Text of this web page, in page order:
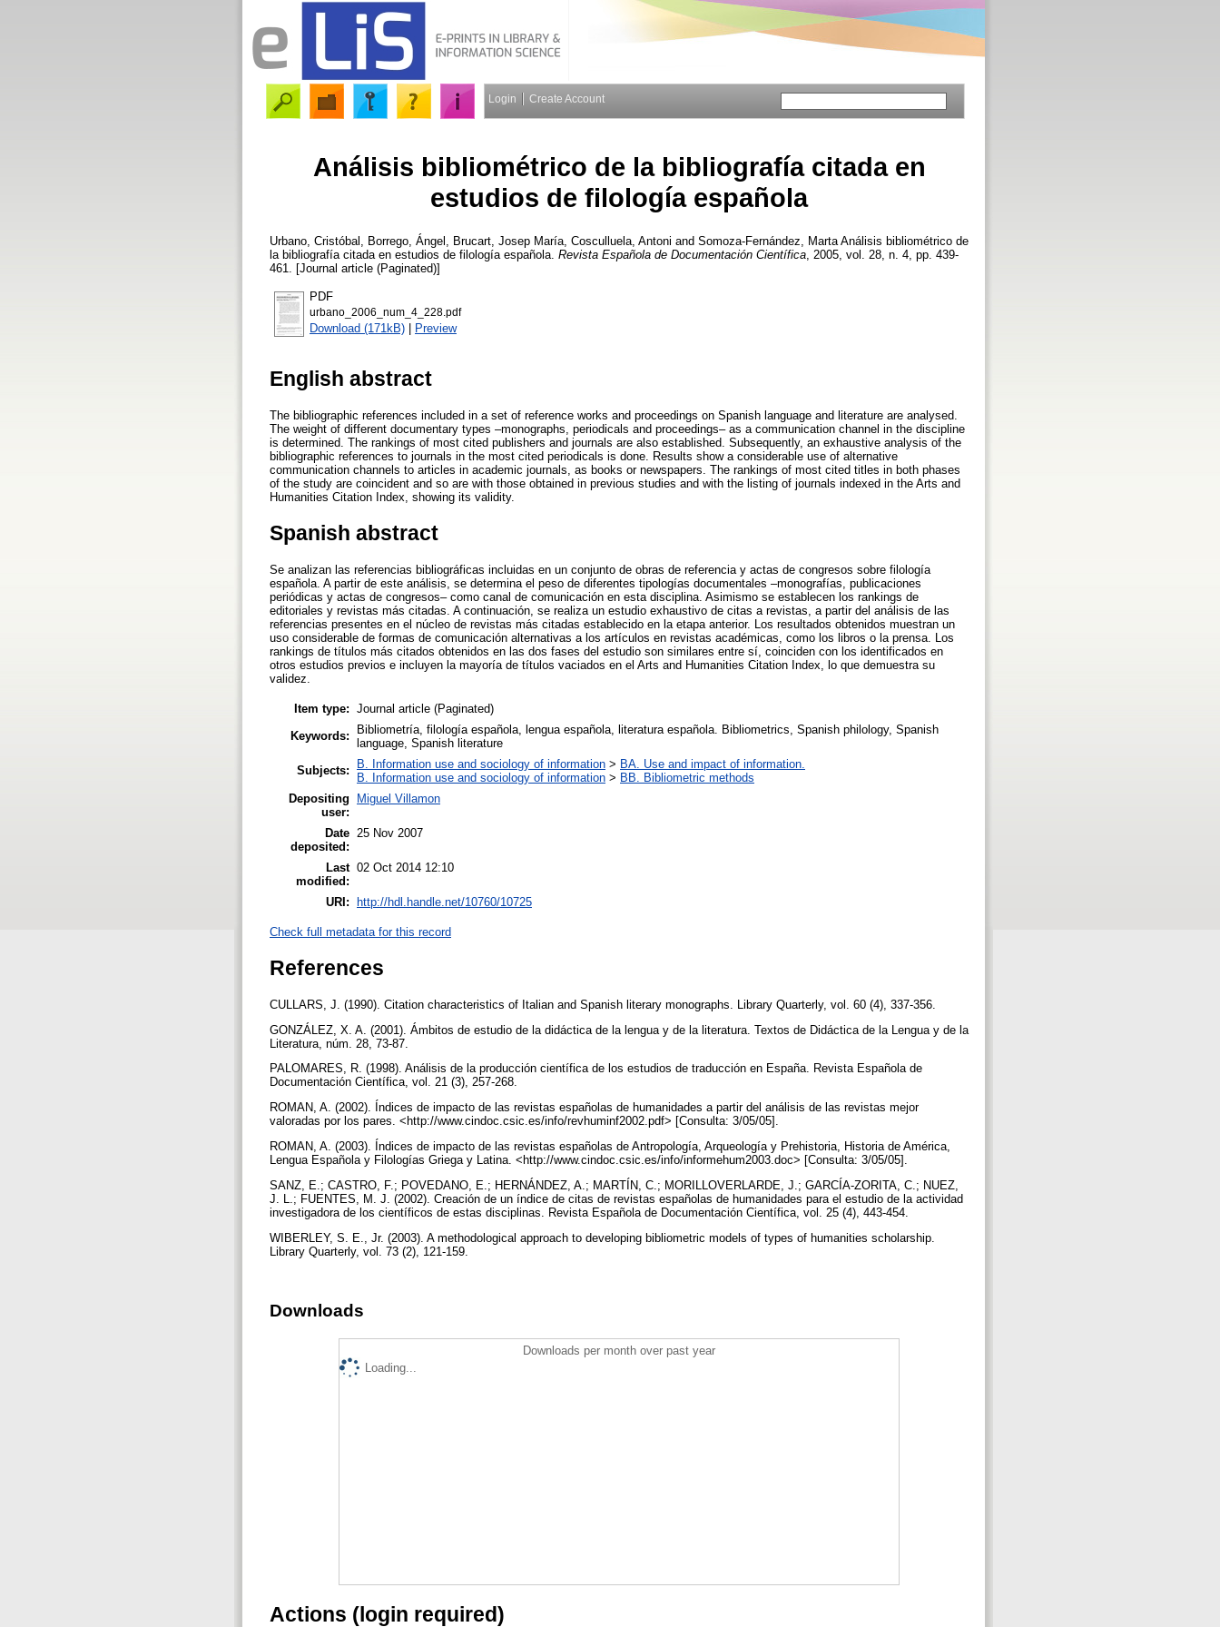
Login Create Account
Análisis bibliométrico de la bibliografía citada en
estudios de filología española
Urbano, Cristóbal Borrego, Ángel Brucart, Josep María Cosculluela, Antoni and Somoza-Fernández, Marta Análisis bibliométrico de
la bibliografía citada en estudios de filología española. Revista Española de Documentación Científica , 2005, vol. 28, n. 4, pp. 439-
461. [Journal article (Paginated)]
PDF
urbano_2006_num_4_228.pdf
Download (171kB) | Preview
English abstract
The bibliographic references included in a set of reference works and proceedings on Spanish language and literature are analysed.
The weight of different documentary types –monographs, periodicals and proceedings– as a communication channel in the discipline
is determined. The rankings of most cited publishers and journals are also established. Subsequently, an exhaustive analysis of the
bibliographic references to journals in the most cited periodicals is done. Results show a considerable use of alternative
communication channels to articles in academic journals, as books or newspapers. The rankings of most cited titles in both phases
of the study are coincident and so are with those obtained in previous studies and with the listing of journals indexed in the Arts and
Humanities Citation Index, showing its validity.
Spanish abstract
Se analizan las referencias bibliográficas incluidas en un conjunto de obras de referencia y actas de congresos sobre filología
española. A partir de este análisis, se determina el peso de diferentes tipologías documentales –monografías, publicaciones
periódicas y actas de congresos– como canal de comunicación en esta disciplina. Asimismo se establecen los rankings de
editoriales y revistas más citadas. A continuación, se realiza un estudio exhaustivo de citas a revistas, a partir del análisis de las
referencias presentes en el núcleo de revistas más citadas establecido en la etapa anterior. Los resultados obtenidos muestran un
uso considerable de formas de comunicación alternativas a los artículos en revistas académicas, como los libros o la prensa. Los
rankings de títulos más citados obtenidos en las dos fases del estudio son similares entre sí, coinciden con los identificados en
otros estudios previos e incluyen la mayoría de títulos vaciados en el Arts and Humanities Citation Index, lo que demuestra su
validez.
Item type: Journal article (Paginated)
Keywords:
Bibliometría, filología española, lengua española, literatura española. Bibliometrics, Spanish philology, Spanish
language, Spanish literature
Subjects:
B. Information use and sociology of information > BA. Use and impact of information.
B. Information use and sociology of information > BB. Bibliometric methods
Depositing
user:
Miguel Villamon
Date
deposited:
25 Nov 2007
Last
modified:
02 Oct 2014 12:10
URI: http://hdl.handle.net/10760/10725
Check full metadata for this record
References
CULLARS, J. (1990). Citation characteristics of Italian and Spanish literary monographs. Library Quarterly, vol. 60 (4), 337-356.
GONZÁLEZ, X. A. (2001). Ámbitos de estudio de la didáctica de la lengua y de la literatura. Textos de Didáctica de la Lengua y de la
Literatura, núm. 28, 73-87.
PALOMARES, R. (1998). Análisis de la producción científica de los estudios de traducción en España. Revista Española de
Documentación Científica, vol. 21 (3), 257-268.
ROMAN, A. (2002). Índices de impacto de las revistas españolas de humanidades a partir del análisis de las revistas mejor
valoradas por los pares. <http://www.cindoc.csic.es/info/revhuminf2002.pdf> [Consulta: 3/05/05].
ROMAN, A. (2003). Índices de impacto de las revistas españolas de Antropología, Arqueología y Prehistoria, Historia de América,
Lengua Española y Filologías Griega y Latina. <http://www.cindoc.csic.es/info/informehum2003.doc> [Consulta: 3/05/05].
SANZ, E.; CASTRO, F.; POVEDANO, E.; HERNÁNDEZ, A.; MARTÍN, C.; MORILLOVERLARDE, J.; GARCÍA-ZORITA, C.; NUEZ,
J. L.; FUENTES, M. J. (2002). Creación de un índice de citas de revistas españolas de humanidades para el estudio de la actividad
investigadora de los científicos de estas disciplinas. Revista Española de Documentación Científica, vol. 25 (4), 443-454.
WIBERLEY, S. E., Jr. (2003). A methodological approach to developing bibliometric models of types of humanities scholarship.
Library Quarterly, vol. 73 (2), 121-159.
Downloads
Downloads per month over past year
Loading...
Actions (login required)